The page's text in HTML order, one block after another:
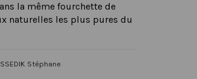
la même fourchette de
naturelles les plus pures du
Stéphane